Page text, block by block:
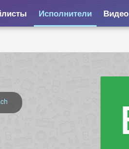
Исполнители Видео